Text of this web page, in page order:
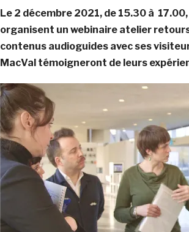
Le 2 décembre 2021, de 15.30 à
organisent un webinaire atelier
contenus audioguides avec ses
MacVal témoigneront de leurs